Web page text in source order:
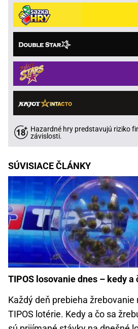
Hazardné hry predstavujú riziko
závislosti.
SÚVISIACE ČLÁNKY
TIPOS losovanie dnes – kedy a
Každý deň prebieha
TIPOS lotérie. Kedy a čo sa